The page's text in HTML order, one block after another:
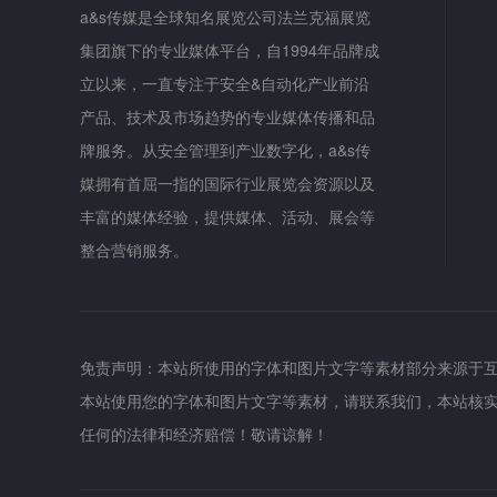
a&s传媒是全球知名展览公司法兰克福展览
集团旗下的专业媒体平台，自1994年品牌成
立以来，一直专注于安全&自动化产业前沿
产品、技术及市场趋势的专业媒体传播和品
牌服务。从安全管理到产业数字化，a&s传
媒拥有首屈一指的国际行业展览会资源以及
丰富的媒体经验，提供媒体、活动、展会等
整合营销服务。
免责声明：本站所使用的字体和图片文字等素材部分来源
本站使用您的字体和图片文字等素材，请联系我们，本站
任何的法律和经济赔偿！敬请谅解！